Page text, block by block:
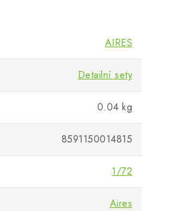
AIRES
Detailní sety
0.04 kg
8591150014815
1/72
Aires